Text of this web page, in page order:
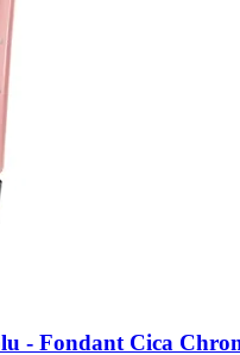
-​ Fondant Cica